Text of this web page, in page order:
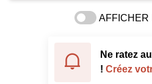
AFFICHER
Ne ratez
! Créez